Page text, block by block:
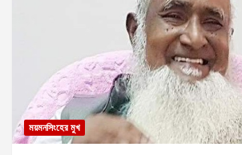
ময়মনসিংহের মুখ